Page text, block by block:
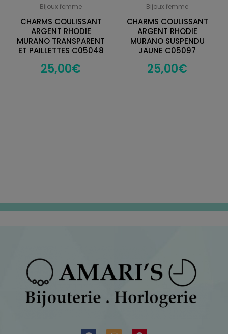
Bijoux femme
CHARMS COULISSANT
ARGENT RHODIE
MURANO TRANSPARENT
ET PAILLETTES C05048
25,00€
Bijoux femme
CHARMS COULISSANT
ARGENT RHODIE
MURANO SUSPENDU
JAUNE C05097
25,00€